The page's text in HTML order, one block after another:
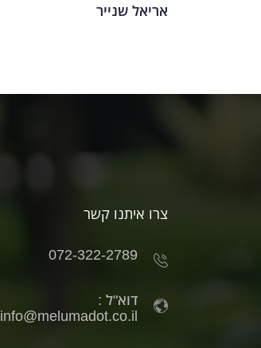
אריאל שנייר
צרו איתנו קשר
072-322-2789
דוא"ל :
info@melumadot.co.il